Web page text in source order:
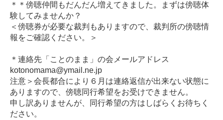
＊＊傍聴仲間もだんだん増えてきました。まずは傍聴体
験してみませんか？
＜傍聴券が必要な裁判もありますので、裁判所の傍聴情
報をご確認ください。＞
＊連絡先「ことのまま」の会メールアドレス
kotonomama@ymail.ne.jp
注意＞会長都合により６月は連絡返信が出来ない状態に
ありますので、傍聴同行希望をお受けできません。
申し訳ありませんが、同行希望の方はしばらくお待ちく
ださい。